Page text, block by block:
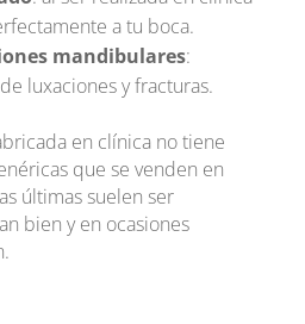
a tu boca.
mandibulares:
luxaciones y fracturas.
en clínica no tiene
que se venden en
últimas suelen ser
bien y en ocasiones